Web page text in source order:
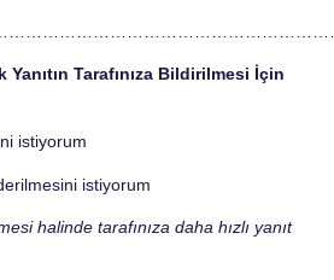
Tarafınıza Bildirilmesi İçin
istiyorum
istiyorum
halinde tarafınıza daha hızlı yanıt